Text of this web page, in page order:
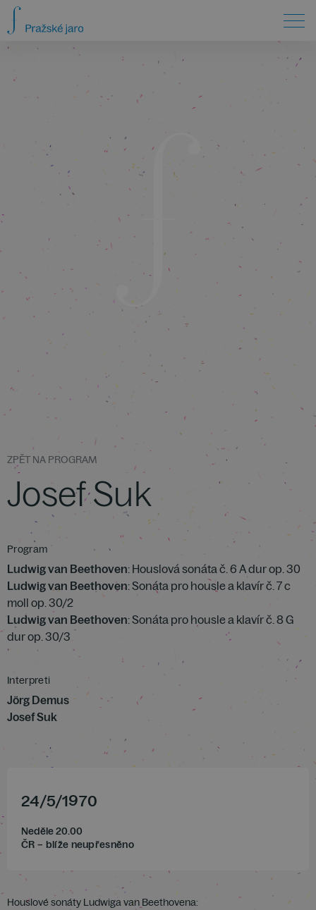
ZPĚT NA PROGRAM
Josef Suk
Program
Ludwig van Beethoven: Houslová sonáta č. 6 A dur op. 30
Ludwig van Beethoven: Sonáta pro housle a klavír č. 7 c
moll op. 30/2
Ludwig van Beethoven: Sonáta pro housle a klavír č. 8 G
dur op. 30/3
Interpreti
Jörg Demus
Josef Suk
24/5/1970
Neděle 20.00
ČR – blíže neupřesněno
Houslové sonáty Ludwiga van Beethovena: